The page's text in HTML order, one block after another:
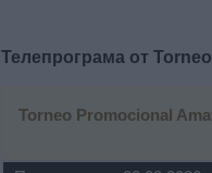
Телепрограма от
Torneo Promocional